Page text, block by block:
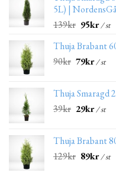
5L) |
139kr 95kr/ st
Thuja Brabant
90kr 79kr/ st
Thuja Smaragd
39kr 29kr/ st
Thuja Brabant
129kr 89kr/ st